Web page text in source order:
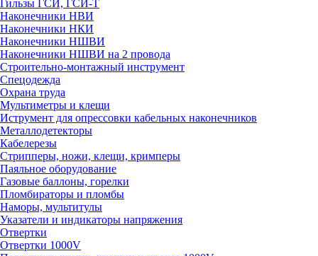
Гильзы ГСИ, ГСИ-Т
Наконечники НВИ
Наконечники НКИ
Наконечники НШВИ
Наконечники НШВИ на 2 провода
Строительно-монтажный инструмент
Спецодежда
Охрана труда
Мультиметры и клещи
Иструмент для опрессовки кабельных наконечников
Металлодетекторы
Кабелерезы
Стрипперы, ножи, клещи, кримперы
Паяльное оборудование
Газовые баллоны, горелки
Пломбираторы и пломбы
Наморы, мультитулы
Указатели и индикаторы напряжения
Отвертки
Отвертки 1000V